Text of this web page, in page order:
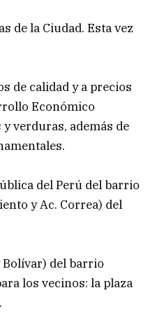
de la Ciudad. Esta vez
de calidad y a precios
Económico
verduras, además de
del Perú del barrio
y Ac. Correa) del
Bolívar) del barrio
los vecinos: la plaza